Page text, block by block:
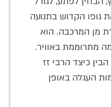
גופו הקדוש בתנועה
מן המרכבה. הוא
מתרוממת באוויר.
כיצד הרבי זז
העגלה באופן